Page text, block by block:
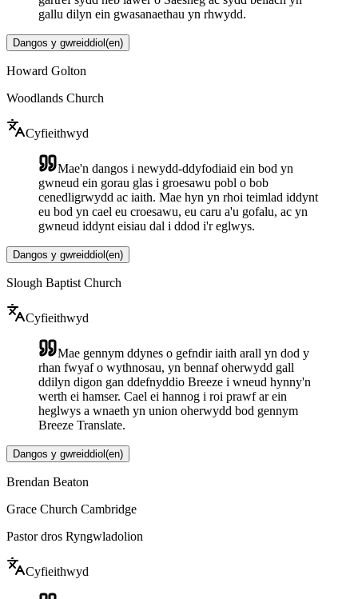
gallu dilyn ein gwasanaethau yn rhwydd.
Dangos y gwreiddiol (en)
Howard Golton
Woodlands Church
Cyfieithwyd
Mae'n dangos i newydd-ddyfodiaid ein bod yn
gwneud ein gorau glas i groesawu pobl o bob
cenedligrwydd ac iaith. Mae hyn yn rhoi teimlad iddynt
eu bod yn cael eu croesawu, eu caru a'u gofalu, ac yn
gwneud iddynt eisiau dal i ddod i'r eglwys.
Dangos y gwreiddiol (en)
Slough Baptist Church
Cyfieithwyd
Mae gennym ddynes o gefndir iaith arall yn dod y
rhan fwyaf o wythnosau, yn bennaf oherwydd gall
ddilyn digon gan ddefnyddio Breeze i wneud hynny'n
werth ei hamser. Cael ei hannog i roi prawf ar ein
heglwys a wnaeth yn union oherwydd bod gennym
Breeze Translate.
Dangos y gwreiddiol (en)
Brendan Beaton
Grace Church Cambridge
Pastor dros Ryngwladolion
Cyfieithwyd